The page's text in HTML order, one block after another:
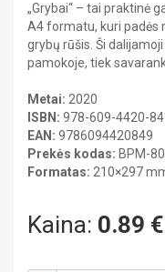
Kalbų
Schubi ToGo
Nikitino
Didaktiniai
Stalo žaidimai
Mokomieji
Pradinis
PRATYBŲ
METODINĖS
KLASĖS
PAPILDOMOS
SIENINIAI
GAUBLIAI
FILMAI
BIOLOGIJA
Metodinės priemonės
Dalijamoji medžiaga
Stendai
„Grybai“ – tai praktinė
A4 formatu, kuri padės
grybų rūšis. Ši
pamokoje, tiek
Metai: 2020
ISBN: 978-609-4420-
EAN: 9786094420849
Prekės kodas: BPM-
Formatas: 210×297
Kaina: 0.89 €